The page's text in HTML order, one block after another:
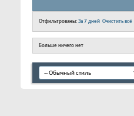
Отфильтрованы: За 7 дней Очистить всё
Больше ничего нет